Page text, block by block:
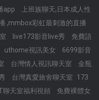
app
上班族聊天,日本成人性
,mmbox彩虹最刺激的直播
live173影音live秀
免費語
uthome視訊美女
6699影音
台灣情人視訊聊天室
金瓶
台灣真愛旅舍聊天室
173
聊天室福利視頻
免費裸體女